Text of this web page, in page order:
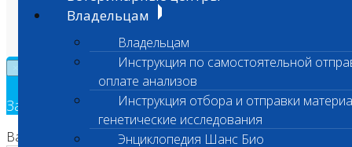
Владельцам
Владельцам
Инструкция по самостоятельной
оплате анализов
Инструкция отбора и отправки
генетические исследования
Энциклопедия Шанс Био
Техническая поддержка
Заявка на обратный звонок
Ваш номер телефона